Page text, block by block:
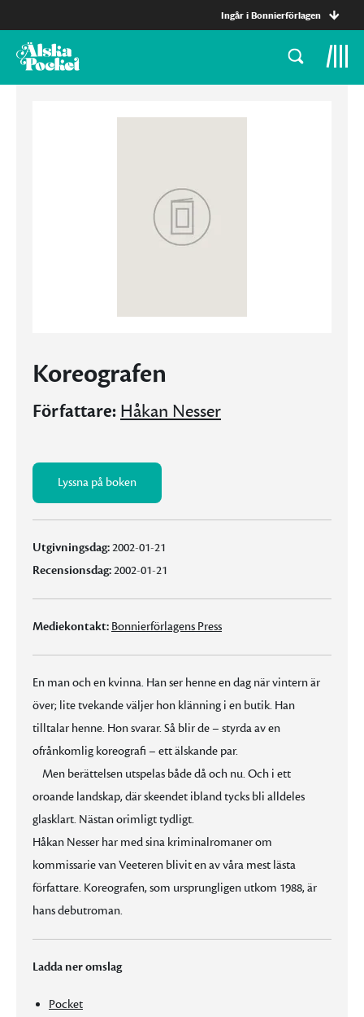
Ingår i Bonnierförlagen
Koreografen
Författare: Håkan Nesser
Lyssna på boken
Utgivningsdag:2002-01-21
Recensionsdag:2002-01-21
Mediekontakt: Bonnierförlagens Press
En man och en kvinna. Han ser henne en dag när vintern är
över; lite tvekande väljer hon klänning i en butik. Han
tilltalar henne. Hon svarar. Så blir de – styrda av en
ofrånkomlig koreografi – ett älskande par.
Men berättelsen utspelas både då och nu. Och i ett
oroande landskap, där skeendet ibland tycks bli alldeles
glasklart. Nästan orimligt tydligt.
Håkan Nesser har med sina kriminalromaner om
kommissarie van Veeteren blivit en av våra mest lästa
författare. Koreografen, som ursprungligen utkom 1988, är
hans debutroman.
Ladda ner omslag
Pocket